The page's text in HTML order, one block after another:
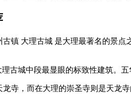
大理古城 是大理最著名的景点
古城中段最显眼的标致性建筑。
寺，而在大理的崇圣寺则是天